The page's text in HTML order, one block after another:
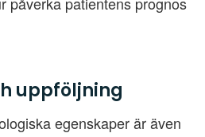
uppföljning
egenskaper är även